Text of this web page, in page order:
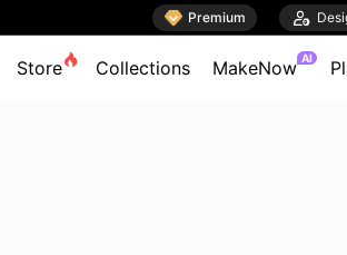
 Premium 
Store Collections MakeNow AI